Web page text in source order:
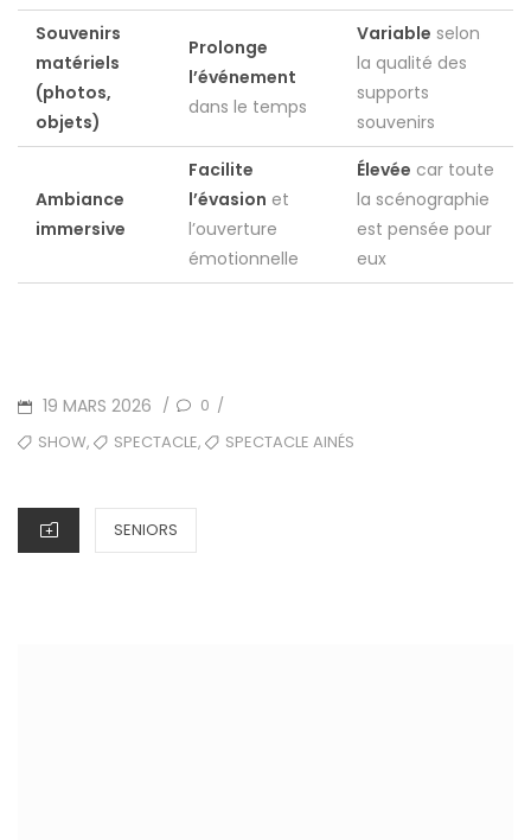
Souvenirs
matériels
(photos,
objets)
Prolonge
l’événement
dans le temps
Variable selon
la qualité des
supports
souvenirs
Ambiance
immersive
Facilite
l’évasion et
l’ouverture
émotionnelle
Élevée car toute
la scénographie
est pensée pour
eux
POSTED
ON
19 MARS 2026 / 0 /
TAGSSHOW, SPECTACLE, SPECTACLE AINÉS
CATEGORIES
SENIORS